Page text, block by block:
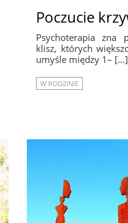
Poczucie
Psychoterapia zna
klisz, których
umyśle między 1– […]
W RODZINIE